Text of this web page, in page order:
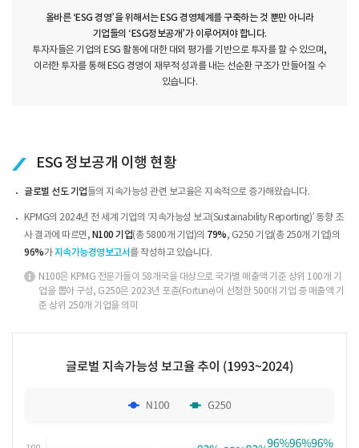
올바른 ‘ESG 경영’을 위해서는 ESG 경영체계를 구축하는 것 뿐만 아니라
기업들의 ‘ESG정보공개’가 이루어져야 합니다.
투자자들은 기업의 ESG 활동에 대한 대외 평가를 기반으로 투자를 할 수 있으며,
이러한 투자를 통해 ESG 경영이 재무적 성과를 내는 선순환 구조가 만들어질 수
있습니다.
ESG 정보공개 이행 현황
글로벌 선도 기업들의 지속가능성 관련 보고율은 지속적으로 증가해왔습니다.
KPMG의 2024년 전 세계 기업의 ‘지속가능성 보고(Sustainability Reporting)’ 동향 조
사 결과에 따르면, N100 기업(총 5800개 기업)의 79%, G250 기업(총 250개 기업)의
96%가지속가능경영보고서를 작성하고 있습니다.
N100은 KPMG 전문가들이 58개국을 대상으로 국가별 매출액 기준 상위 100개 기
업을 뽑아 구성, G250은 2023년 포츈(Fortune)이 선정한 500대 기업 중 매출액 기
준 상위 250개 기업을 의미